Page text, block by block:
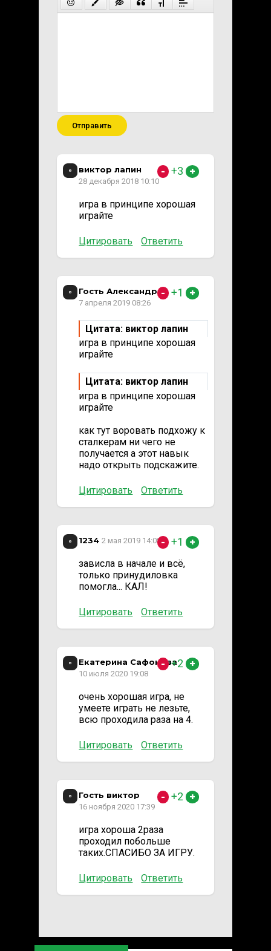
Отправить
виктор лапин
28 декабря 2018 10:10
игра в принципе хорошая
играйте
Цитировать Ответить
- +3 +
Гость Александр
7 апреля 2019 08:26
Цитата: виктор лапин
игра в принципе хорошая
играйте
Цитата: виктор лапин
игра в принципе хорошая
играйте
как тут воровать подхожу к
сталкерам ни чего не
получается а этот навык
надо открыть подскажите.
Цитировать Ответить
- +1 +
1234 2 мая 2019 14:08
зависла в начале и всё,
только принудиловка
помогла... КАЛ!
Цитировать Ответить
- +1 +
Екатерина Сафонова
10 июля 2020 19:08
очень хорошая игра, не
умеете играть не лезьте,
всю проходила раза на 4.
Цитировать Ответить
- +2 +
Гость виктор
16 ноября 2020 17:39
игра хороша 2раза
проходил побольше
таких.СПАСИБО ЗА ИГРУ.
Цитировать Ответить
- +2 +